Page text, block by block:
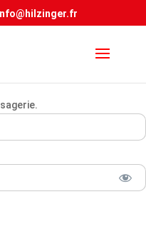
=
{
''); }); }); </script&gt